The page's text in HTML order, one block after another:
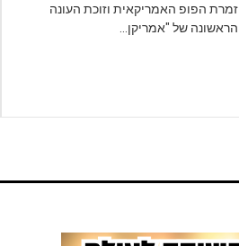
זמרת הפופ האמריקאית וזוכת העונה
הראשונה של "אמריקן…